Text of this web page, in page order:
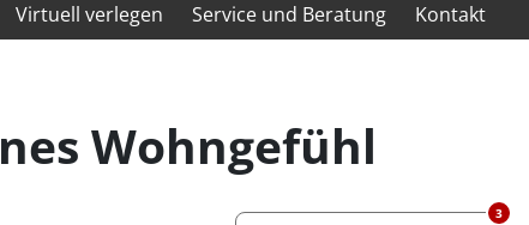
Virtuell verlegen Service und Beratung Kontakt
Wohngefühl
3